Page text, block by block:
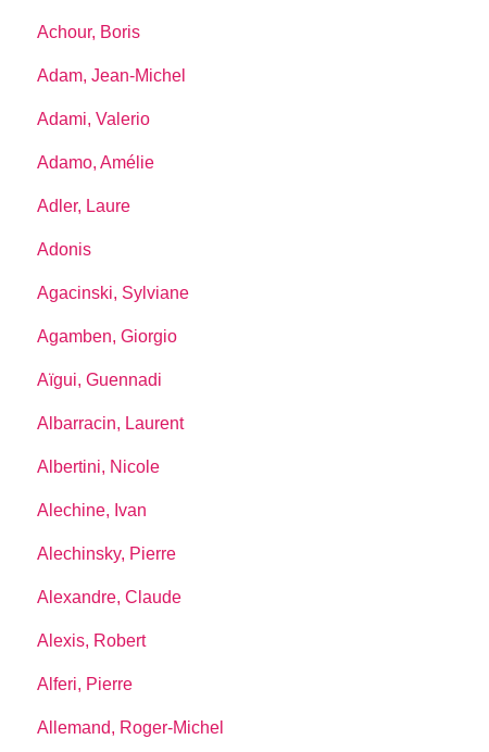
Achour, Boris
Adam, Jean-Michel
Adami, Valerio
Adamo, Amélie
Adler, Laure
Adonis
Agacinski, Sylviane
Agamben, Giorgio
Aïgui, Guennadi
Albarracin, Laurent
Albertini, Nicole
Alechine, Ivan
Alechinsky, Pierre
Alexandre, Claude
Alexis, Robert
Alferi, Pierre
Allemand, Roger-Michel